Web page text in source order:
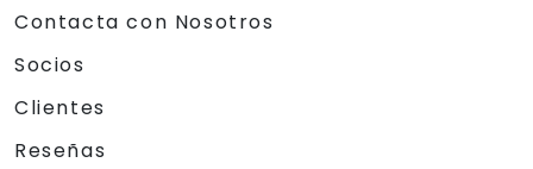
Contacta con Nosotros
Socios
Clientes
Reseñas